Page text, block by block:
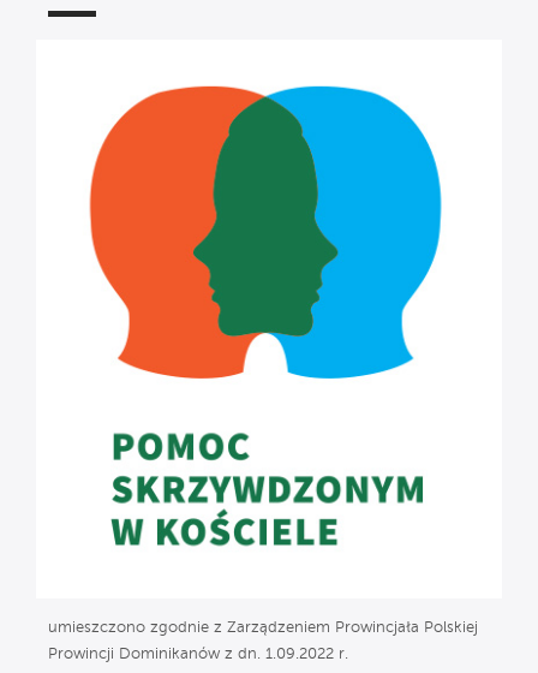
umieszczono zgodnie z Zarządzeniem Prowincjała Polskiej
Prowincji Dominikanów z dn. 1.09.2022 r.